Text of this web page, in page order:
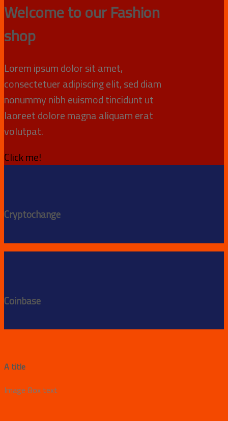
Welcome to our Fashion
shop
Lorem ipsum dolor sit amet,
consectetuer adipiscing elit, sed diam
nonummy nibh euismod tincidunt ut
laoreet dolore magna aliquam erat
volutpat.
Click me!
Cryptochange
Coinbase
A title
Image Box text